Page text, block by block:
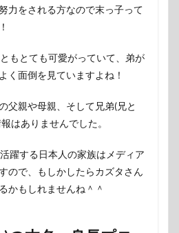
力をされる方なので末っ子って
もとても可愛がっていて、弟が
く面倒を見ていますよね！
父親や母親、そして兄弟(兄と
はありませんでした。
躍する日本人の家族はメディア
ので、もしかしたらカズタさん
かもしれませんね＾＾